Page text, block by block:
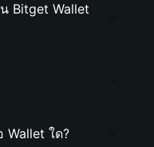
Bitget Wallet
Wallet ใด?